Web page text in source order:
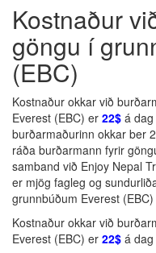
Kostnaður
göngu í
(EBC)
Kostnaður okkar við
Everest (EBC) er 22$ á
burðarmaðurinn okkar ber
ráða burðarmann fyrir
samband við Enjoy Nepal
er mjög fagleg og
grunnbúðum Everest
Kostnaður okkar við
Everest (EBC) er 22$ á